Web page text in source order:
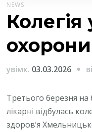
NEWS
Колегія
увімк. 03.03.2026
Третього березня на
лікарні відбулась
здоров’я